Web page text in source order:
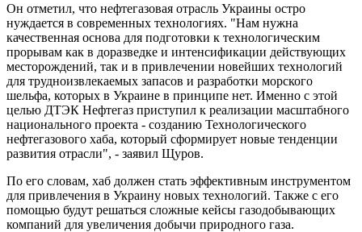
Он отметил, что нефтегазовая отрасль Украины остро
нуждается в современных технологиях. "Нам нужна
качественная основа для подготовки к технологическим
прорывам как в доразведке и интенсификации действующих
месторождений, так и в привлечении новейших технологий
для трудноизвлекаемых запасов и разработки морского
шельфа, которых в Украине в принципе нет. Именно с этой
целью ДТЭК Нефтегаз приступил к реализации масштабного
национального проекта - созданию Технологического
нефтегазового хаба, который сформирует новые тенденции
развития отрасли", - заявил Щуров.
По его словам, хаб должен стать эффективным инструментом
для привлечения в Украину новых технологий. Также с его
помощью будут решаться сложные кейсы газодобывающих
компаний для увеличения добычи природного газа.